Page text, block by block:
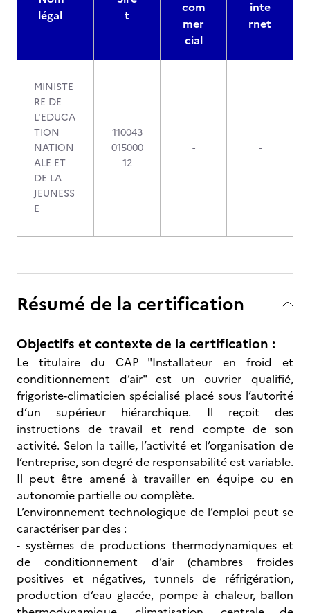
légal
t
com
mer
cial
inte
rnet
MINISTE
RE DE
L'EDUCA
TION
NATION
ALE ET
DE LA
JEUNESS
E
110043
015000
12
- -
Résumé de la certification
Objectifs et contexte de la certification :
Le titulaire du CAP "Installateur en froid et
conditionnement d’air" est un ouvrier qualifié,
frigoriste-climaticien spécialisé placé sous l’autorité
d’un supérieur hiérarchique. Il reçoit des
instructions de travail et rend compte de son
activité. Selon la taille, l’activité et l’organisation de
l’entreprise, son degré de responsabilité est variable.
Il peut être amené à travailler en équipe ou en
autonomie partielle ou complète.
L’environnement technologique de l’emploi peut se
caractériser par des :
- systèmes de productions thermodynamiques et
de conditionnement d’air (chambres froides
positives et négatives, tunnels de réfrigération,
production d’eau glacée, pompe à chaleur, ballon